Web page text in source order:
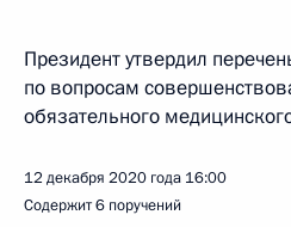
Президент утвердил
по вопросам
обязательного
12 декабря 2020 года 16:00
Содержит 6 поручений